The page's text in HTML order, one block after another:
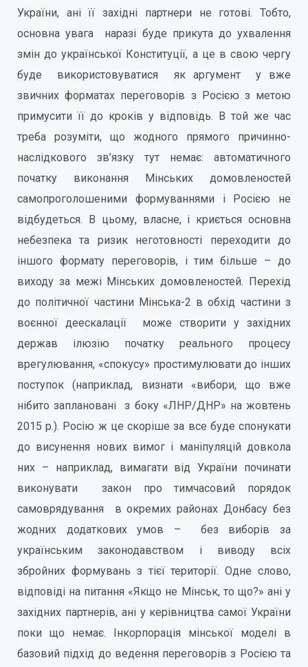
України, ані її західні партнери не готові. Тобто,
основна увага наразі буде прикута до ухвалення
змін до української Конституції, а це в свою чергу
буде використовуватися як аргумент у вже
звичних форматах переговорів з Росією з метою
примусити її до кроків у відповідь. В той же час
треба розуміти, що жодного прямого причинно-
наслідкового зв’язку тут немає: автоматичного
початку виконання Мінських домовленостей
самопроголошеними формуваннями і Росією не
відбудеться. В цьому, власне, і криється основна
небезпека та ризик неготовності переходити до
іншого формату переговорів, і тим більше – до
виходу за межі Мінських домовленостей. Перехід
до політичної частини Мінська-2 в обхід частини з
воєнної деескалації може створити у західних
держав ілюзію початку реального процесу
врегулювання, «спокусу» простимулювати до інших
поступок (наприклад, визнати «вибори, що вже
нібито заплановані з боку «ЛНР/ДНР» на жовтень
2015 р.). Росію ж це скоріше за все буде спонукати
до висунення нових вимог і маніпуляцій довкола
них – наприклад, вимагати від України починати
виконувати закон про тимчасовий порядок
самоврядування в окремих районах Донбасу без
жодних додаткових умов – без виборів за
українським законодавством і виводу всіх
збройних формувань з тієї території. Одне слово,
відповіді на питання «Якщо не Мінськ, то що?» ані у
західних партнерів, ані у керівництва самої України
поки що немає. Інкорпорація мінської моделі в
базовий підхід до ведення переговорів з Росією та